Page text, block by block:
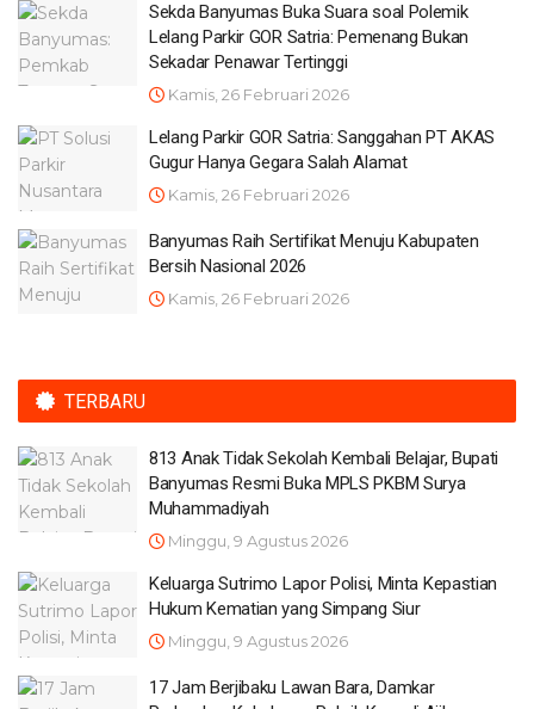
Sekda Banyumas Buka Suara soal Polemik
Lelang Parkir GOR Satria: Pemenang Bukan
Sekadar Penawar Tertinggi
Kamis, 26 Februari 2026
Lelang Parkir GOR Satria: Sanggahan PT AKAS
Gugur Hanya Gegara Salah Alamat
Kamis, 26 Februari 2026
Banyumas Raih Sertifikat Menuju Kabupaten
Bersih Nasional 2026
Kamis, 26 Februari 2026
TERBARU
813 Anak Tidak Sekolah Kembali Belajar, Bupati
Banyumas Resmi Buka MPLS PKBM Surya
Muhammadiyah
Minggu, 9 Agustus 2026
Keluarga Sutrimo Lapor Polisi, Minta Kepastian
Hukum Kematian yang Simpang Siur
Minggu, 9 Agustus 2026
17 Jam Berjibaku Lawan Bara, Damkar